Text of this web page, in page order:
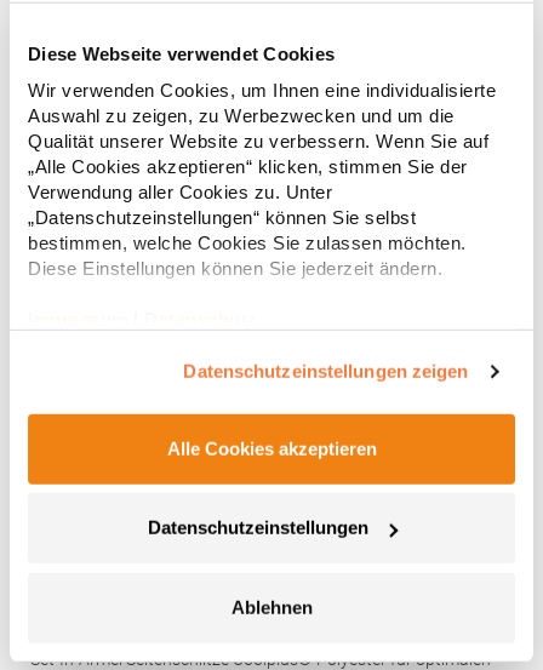
Diese Webseite verwendet Cookies
Wir verwenden Cookies, um Ihnen eine individualisierte
Auswahl zu zeigen, zu Werbezwecken und um die
Qualität unserer Website zu verbessern. Wenn Sie auf
„Alle Cookies akzeptieren“ klicken, stimmen Sie der
Verwendung aller Cookies zu. Unter
„Datenschutzeinstellungen“ können Sie selbst
bestimmen, welche Cookies Sie zulassen möchten.
Diese Einstellungen können Sie jederzeit ändern.
Datenschutzeinstellungen zeigen
Alle Cookies akzeptieren
Datenschutzeinstellungen
Ablehnen
Strapazierfähiges Polohemd aus Mischgewebe Overlock-Nähte
mit Polyfilm für Formstabilität Flachstrick-Kragen und
Ärmelbündchen in Rippstrick Doppelnähte an Schultern
Verstärkte Nähte an stark beanspruchten Stellen Neutrales
Etikett im Kragen für die einfache Veredelung/Personalisierung
Verstärkte Knopfleiste mit drei Knöpfen Aufgesetzte
Brusttasche mit Knopfverschluss Verstärkte Seitenschlitze
Eigenschaften, Atmungsaktivität und Verzugkontrolle Weicher,
auf der linken BrustseiteGrammatur: 200
BaumwolleAngaben zur Produktsicherheit: Herst.-Nr.:
R312XHersteller: Result Clothing Ltd. Narcisova 1 821 01
Bratislava Slowakei E-Mail: sales@resultclothing.com
ab16,05 € *
* Preise inkl. gesetzlicher Mwst. +Versandkosten *
W475 Henbury Herren Coolplus®
Set-In-Ärmel Seitenschlitze Coolplus®-Polyester für optimalen